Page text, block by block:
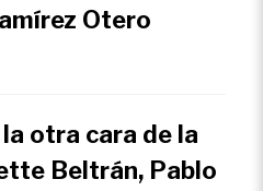
Otero
otra cara de la
Beltrán, Pablo